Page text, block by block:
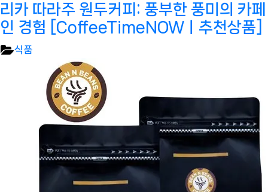
리카 따라주 원두커피: 풍부한 풍미의 카페
인 경험 [CoffeeTimeNOWㅣ추천상품]
식품